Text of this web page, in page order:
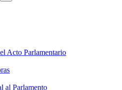
Acto Parlamentario
al Parlamento